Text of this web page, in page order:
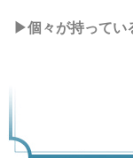
▶個々が持ってい